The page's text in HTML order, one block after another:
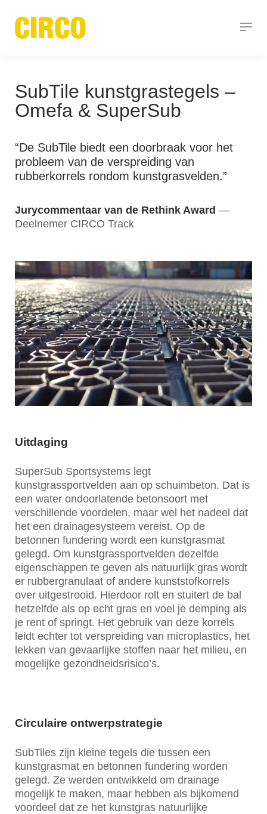
SubTile kunstgrastegels –
Omefa & SuperSub
“De SubTile biedt een doorbraak voor het
probleem van de verspreiding van
rubberkorrels rondom kunstgrasvelden.”
Jurycommentaar van de Rethink Award
Deelnemer CIRCO Track
Uitdaging
SuperSub Sportsystems legt
kunstgrassportvelden aan op schuimbeton. Dat is
een water ondoorlatende betonsoort met
verschillende voordelen, maar wel het nadeel dat
het een drainagesysteem vereist. Op de
betonnen fundering wordt een kunstgrasmat
gelegd. Om kunstgrassportvelden dezelfde
eigenschappen te geven als natuurlijk gras wordt
er rubbergranulaat of andere kunststofkorrels
over uitgestrooid. Hierdoor rolt en stuitert de bal
hetzelfde als op echt gras en voel je demping als
je rent of springt. Het gebruik van deze korrels
leidt echter tot verspreiding van microplastics, het
lekken van gevaarlijke stoffen naar het milieu, en
mogelijke gezondheidsrisico’s.
Circulaire ontwerpstrategie
SubTiles zijn kleine tegels die tussen een
kunstgrasmat en betonnen fundering worden
gelegd. Ze werden ontwikkeld om drainage
mogelijk te maken, maar hebben als bijkomend
voordeel dat ze het kunstgras natuurlijke